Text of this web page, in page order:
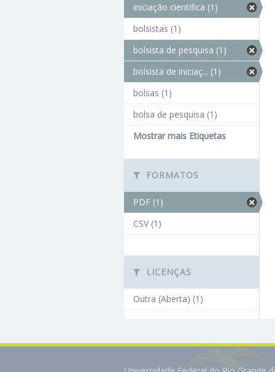
iniciação científica (1)
bolsistas (1)
bolsista de pesquisa (1)
bolsista de iniciaç... (1)
bolsas (1)
bolsa de pesquisa (1)
Mostrar mais Etiquetas
FORMATOS
PDF (1)
CSV (1)
LICENÇAS
Outra (Aberta) (1)